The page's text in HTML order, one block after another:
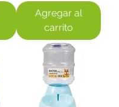
Agregar al
carrito